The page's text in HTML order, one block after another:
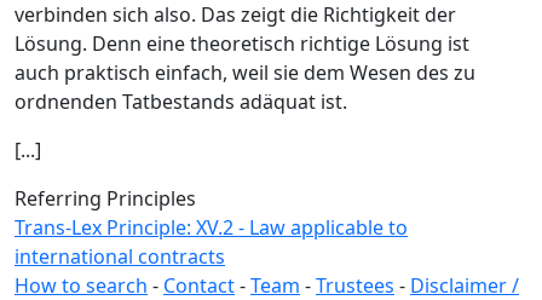
verbinden sich also. Das zeigt die Richtigkeit der
Lösung. Denn eine theoretisch richtige Lösung ist
auch praktisch einfach, weil sie dem Wesen des zu
ordnenden Tatbestands adäquat ist.
[...]
Referring Principles
Trans-Lex Principle: XV.2 - Law applicable to
international contracts
How to search - Contact-Team -Trustees - Disclaimer /